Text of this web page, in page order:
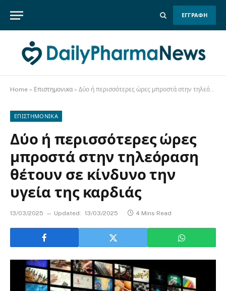
ΕΓΓΡΑΦΗ
Home » Επιστημονικα » Δύο ή περισσότερες ώρες μπροστά στην τηλεόραση θέτουν σε κίνδυνο την υγεία της καρδιάς
ΕΠΙΣΤΗΜΟΝΙΚΑ
Δύο ή περισσότερες ώρες
μπροστά στην τηλεόραση
θέτουν σε κίνδυνο την
υγεία της καρδιάς
13/03/2025 Updated: 13/03/2025 4 Mins Read